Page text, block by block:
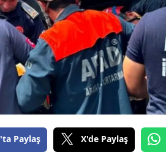
Paylaş X'de Paylaş